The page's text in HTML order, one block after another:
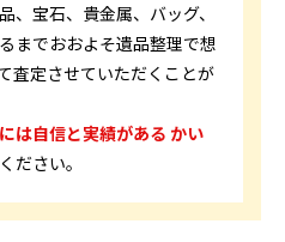
、宝石、貴金属、バッグ、
までおおよそ遺品整理で想
査定させていただくことが
は自信と実績がある かい
ださい。